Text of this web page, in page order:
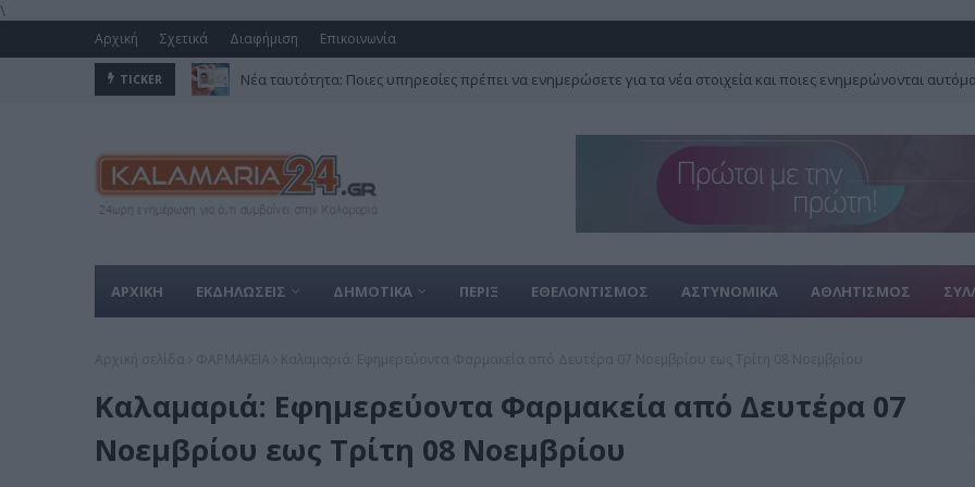
\
Αρχική Σχετικά Διαφήμιση Επικοινωνία
TICKER Νέα ταυτότητα: Ποιες υπηρεσίες πρέπει να ενημερώσετε για τα νέα στοιχεία και ποιες ενημερώνονται
ΑΡΧΙΚΗ ΕΚΔΗΛΩΣΕΙΣ ΔΗΜΟΤΙΚΑ ΠΕΡΙΞ ΕΘΕΛΟΝΤΙΣΜΟΣ ΑΣΤΥΝΟΜΙΚΑ ΑΘΛΗΤΙΣΜΟΣ
Καλαμαριά: Εφημερεύοντα Φαρμακεία από Δευτέρα 07
Νοεμβρίου εως Τρίτη 08 Νοεμβρίου